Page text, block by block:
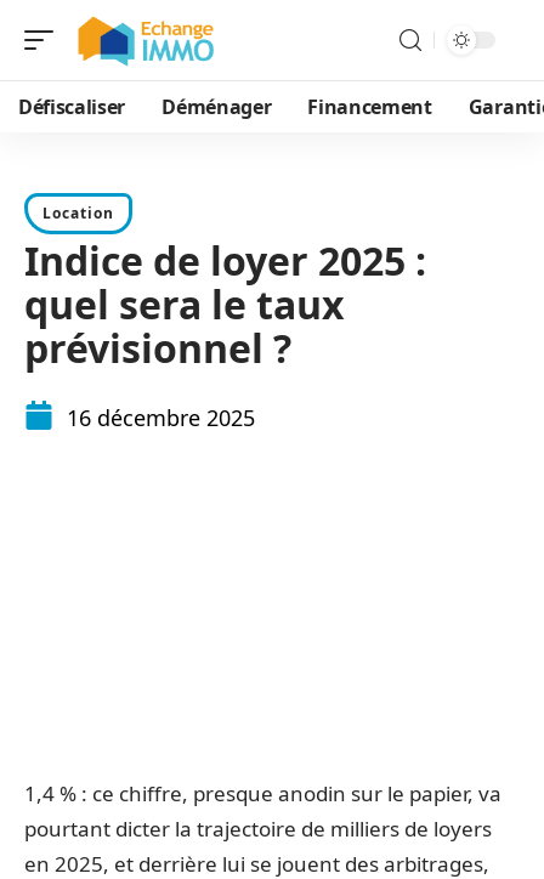
Défiscaliser Déménager Financement
Location
Indice de loyer 2025 :
quel sera le taux
prévisionnel ?
16 décembre 2025
1,4 % : ce chiffre, presque anodin sur le papier, va
pourtant dicter la trajectoire de milliers de loyers
en 2025, et derrière lui se jouent des arbitrages,